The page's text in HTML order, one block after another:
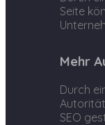
Seite
Mehr
Durch
SEO